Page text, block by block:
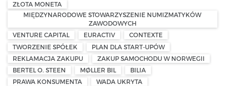
ZŁOTA MONETA
MIĘDZYNARODOWE STOWARZYSZENIE NUMIZMATYKÓW
ZAWODOWYCH
VENTURE CAPITAL
EURACTIV
CONTEXTE
TWORZENIE SPÓŁEK
PLAN DLA START-UPÓW
REKLAMACJA ZAKUPU
ZAKUP SAMOCHODU W NORWEGII
BERTEL O. STEEN
MØLLER BIL
BILIA
PRAWA KONSUMENTA
WADA UKRYTA